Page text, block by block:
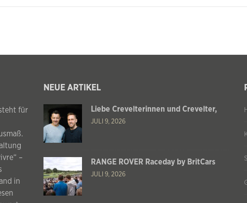
für
–
in
NEUE ARTIKEL
Liebe Crevelterinnen und Crevelter,
JULI 9, 2026
RANGE ROVER Raceday by BritCars
JULI 9, 2026